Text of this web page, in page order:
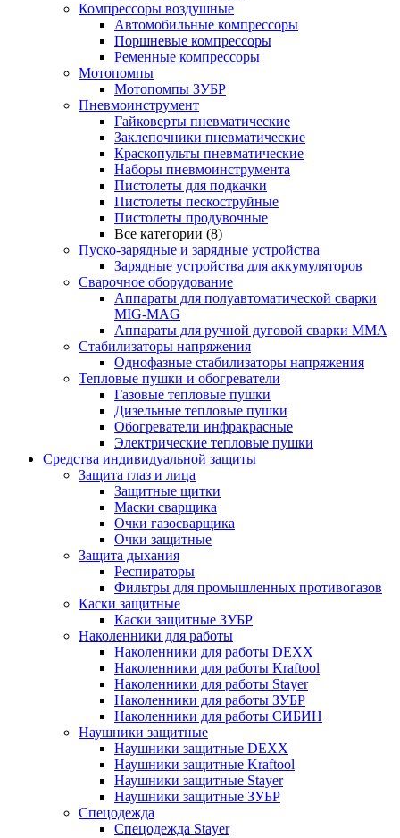
Компрессоры воздушные
Автомобильные компрессоры
Поршневые компрессоры
Ременные компрессоры
Мотопомпы
Мотопомпы ЗУБР
Пневмоинструмент
Гайковерты пневматические
Заклепочники пневматические
Краскопульты пневматические
Наборы пневмоинструмента
Пистолеты для подкачки
Пистолеты пескоструйные
Пистолеты продувочные
Все категории (8)
Пуско-зарядные и зарядные устройства
Зарядные устройства для аккумуляторов
Сварочное оборудование
Аппараты для полуавтоматической сварки
MIG-MAG
Аппараты для ручной дуговой сварки MMA
Стабилизаторы напряжения
Однофазные стабилизаторы напряжения
Тепловые пушки и обогреватели
Газовые тепловые пушки
Дизельные тепловые пушки
Обогреватели инфракрасные
Электрические тепловые пушки
Средства индивидуальной защиты
Защита глаз и лица
Защитные щитки
Маски сварщика
Очки газосварщика
Очки защитные
Защита дыхания
Респираторы
Фильтры для промышленных противогазов
Каски защитные
Каски защитные ЗУБР
Наколенники для работы
Наколенники для работы DEXX
Наколенники для работы Kraftool
Наколенники для работы Stayer
Наколенники для работы ЗУБР
Наколенники для работы СИБИН
Наушники защитные
Наушники защитные DEXX
Наушники защитные Kraftool
Наушники защитные Stayer
Наушники защитные ЗУБР
Спецодежда
Спецодежда Stayer